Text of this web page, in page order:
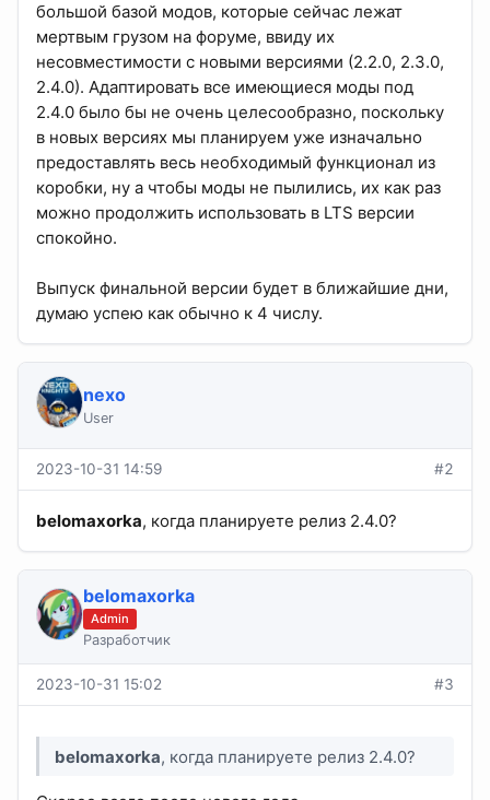
большой базой модов, которые сейчас лежат
мертвым грузом на форуме, ввиду их
несовместимости с новыми версиями (2.2.0, 2.3.0,
2.4.0). Адаптировать все имеющиеся моды под
2.4.0 было бы не очень целесообразно, поскольку
в новых версиях мы планируем уже изначально
предоставлять весь необходимый функционал из
коробки, ну а чтобы моды не пылились, их как раз
можно продолжить использовать в LTS версии
спокойно.
Выпуск финальной версии будет в ближайшие дни,
думаю успею как обычно к 4 числу.
nexo
User
2023-10-31 14:59 #2
belomaxorka, когда планируете релиз 2.4.0?
belomaxorka
Admin
Разработчик
2023-10-31 15:02 #3
belomaxorka, когда планируете релиз 2.4.0?